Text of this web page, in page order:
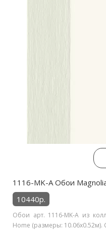
1116-MK-A Обои
10440р.
Обои арт. 1116-MK-A из
Home (размеры: 10.06х0.52м).